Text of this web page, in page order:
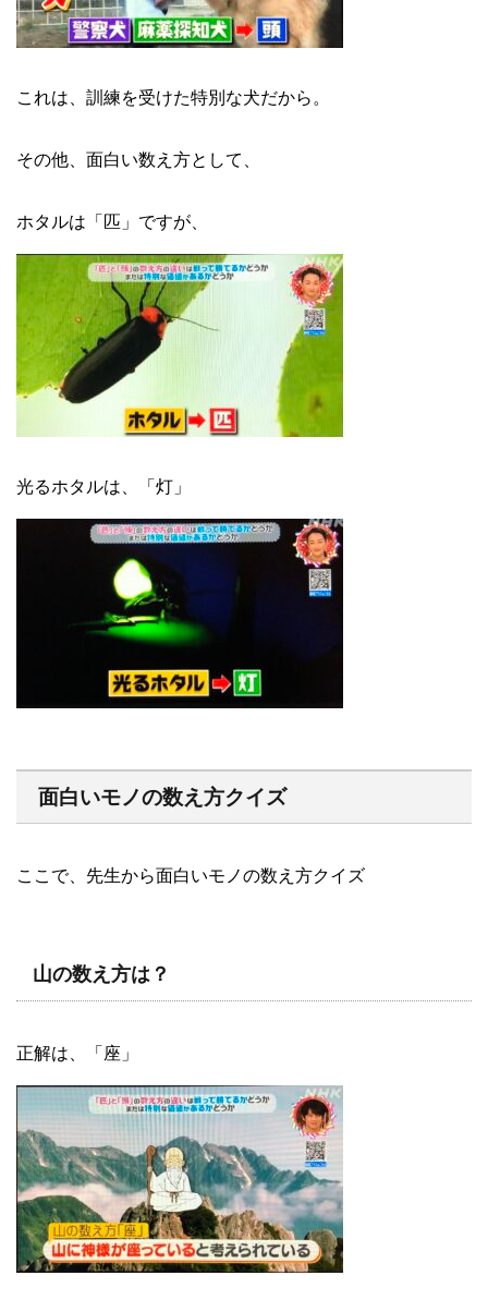
これは、訓練を受けた特別な犬だから。
その他、面白い数え方として、
ホタルは「匹」ですが、
光るホタルは、「灯」
面白いモノの数え方クイズ
ここで、先生から面白いモノの数え方クイズ
山の数え方は？
正解は、「座」